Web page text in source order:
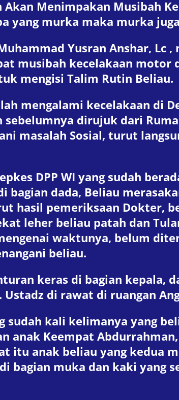
Menimpakan Musibah
yang murka maka murka
Yusran Anshar, Lc
musibah kecelakaan motor
mengisi Talim Rutin Beliau.
mengalami kecelakaan di
dirujuk dari
masalah Sosial, turut
DPP WI yang sudah
bagian dada, Beliau
hasil pemeriksaan Dokter,
leher beliau patah dan
waktunya, belum
beliau.
keras di bagian kepala,
di rawat di ruangan
sudah kali kelimanya yang
anak Keempat
itu anak beliau yang kedua
bagian muka dan kaki yang